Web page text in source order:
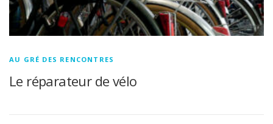
AU GRÉ DES RENCONTRES
Le réparateur de vélo